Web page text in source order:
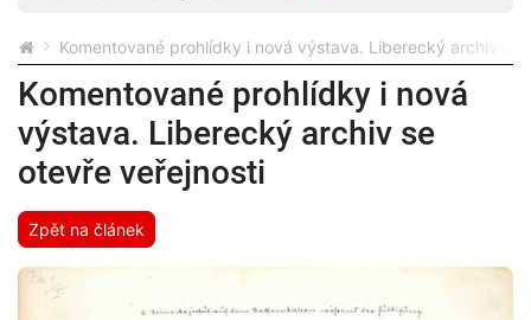
Komentované prohlídky i nová výstava. Liberecký archiv se
Komentované prohlídky i nová
výstava. Liberecký archiv se
otevře veřejnosti
Zpět na článek